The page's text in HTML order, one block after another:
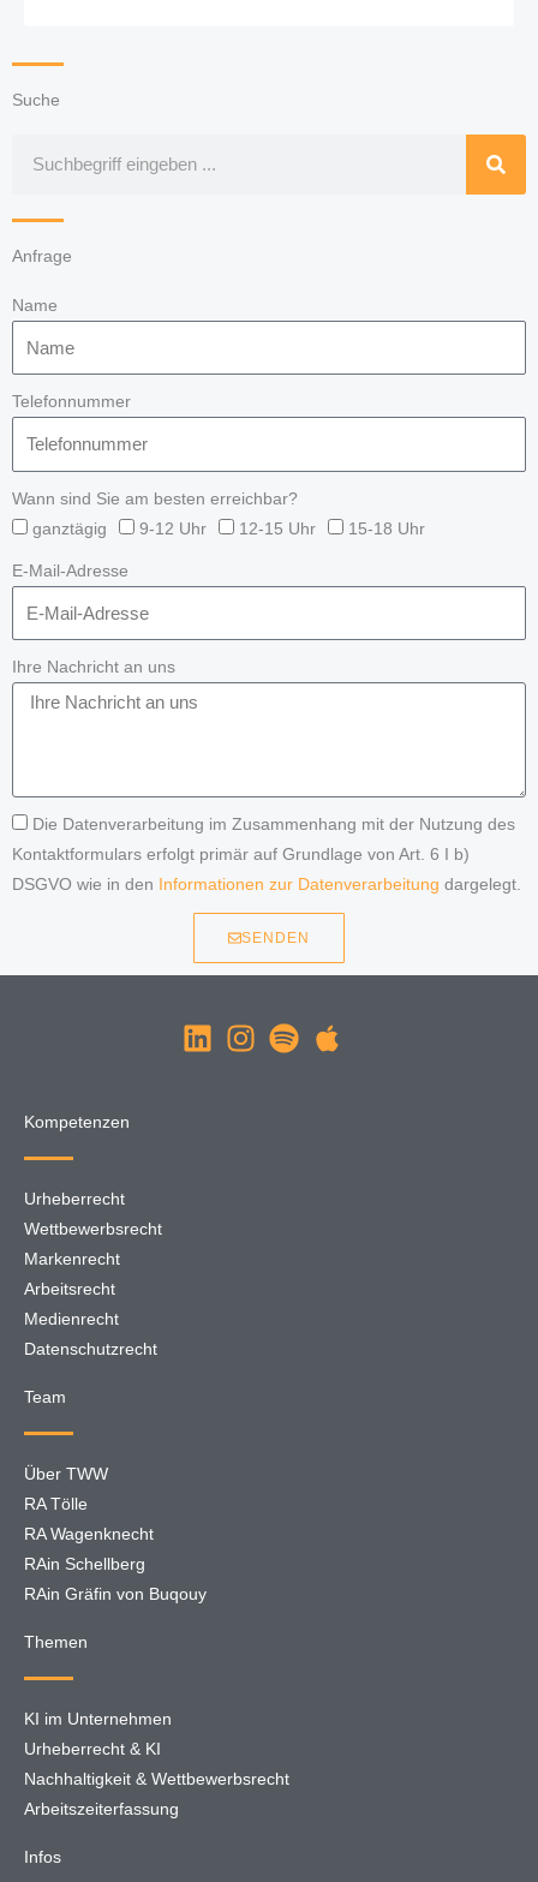
Suche
Anfrage
Name
Telefonnummer
Wann sind Sie am besten erreichbar?
ganztägig
9-12 Uhr 12-15 Uhr 15-18 Uhr
E-Mail-Adresse
Ihre Nachricht an uns
Die Datenverarbeitung im Zusammenhang mit der Nutzung des
Kontaktformulars erfolgt primär auf Grundlage von Art. 6 I b)
DSGVO wie in den
Informationen zur Datenverarbeitung dargelegt.
SENDEN
Kompetenzen
Urheberrecht
Wettbewerbsrecht
Markenrecht
Arbeitsrecht
Medienrecht
Datenschutzrecht
Team
Über TWW
RA Tölle
RA Wagenknecht
RAin Schellberg
RAin Gräfin von Buqouy
Themen
KI im Unternehmen
Urheberrecht & KI
Nachhaltigkeit & Wettbewerbsrecht
Arbeitszeiterfassung
Infos